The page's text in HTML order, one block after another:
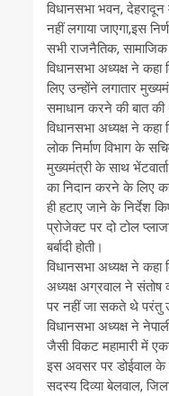
विधानसभा भवन, देहरादून
नहीं लगाया जाएगा,इस
सभी राजनैतिक,
विधानसभा अध्यक्ष ने
लिए उन्होंने लगातार
समाधान करने की बात की
विधानसभा अध्यक्ष ने कहा
लोक निर्माण विभाग के
मुख्यमंत्री के साथ
का निदान करने के लिए
ही हटाए जाने के निर्देश
प्रोजेक्ट पर दो टोल
बर्बादी होती।
विधानसभा अध्यक्ष ने कहा
अध्यक्ष अग्रवाल ने संतोष
पर नहीं जा सकते थे परंतु
विधानसभा अध्यक्ष ने
जैसी विकट महामारी में
इस अवसर पर डोईवाल के
सदस्य दिव्या बेलवाल,